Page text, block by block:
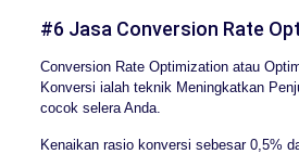
#6 Jasa Conversion Rate
Conversion Rate Optimization atau
Konversi ialah teknik Meningkatkan
cocok selera Anda.
Kenaikan rasio konversi sebesar 0,5%